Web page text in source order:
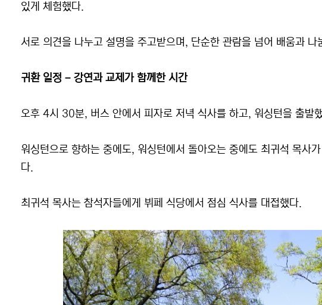
있게 체험했다.
서로 의견을 나누고 설명을 주고받으며, 단순한 관람을 넘어 배움과 나
귀환 일정 – 강연과 교제가 함께한 시간
오후 4시 30분, 버스 안에서 피자로 저녁 식사를 하고, 워싱턴을 출발
워싱턴으로 향하는 중에도, 워싱턴에서 돌아오는 중에도 최귀석 목사
다.
최귀석 목사는 참석자들에게 뷔페 식당에서 점심 식사를 대접했다.